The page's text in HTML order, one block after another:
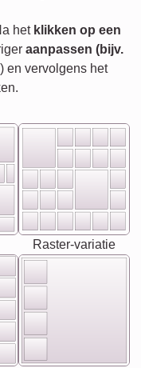
het klikken op een
aanpassen (bijv.
vervolgens het
Raster-variatie